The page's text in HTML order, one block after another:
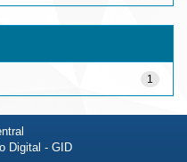
1
Digital - GID